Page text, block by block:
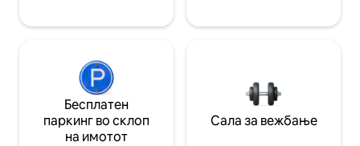
Бесплатен
паркинг во склоп
на имотот
Сала за вежбање